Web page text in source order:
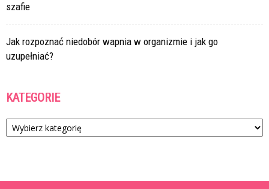
szafie
Jak rozpoznać niedobór wapnia w organizmie i jak go
uzupełniać?
KATEGORIE
Kategorie